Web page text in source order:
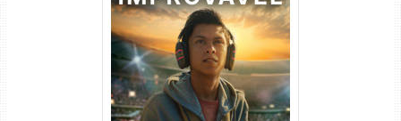
Um Goleiro Muito Improvável
Torrent (2026) WEB-DL 1080p
Dual Áudio